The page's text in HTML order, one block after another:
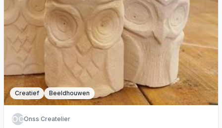
Creatief Beeldhouwen
OCOnss Createlier